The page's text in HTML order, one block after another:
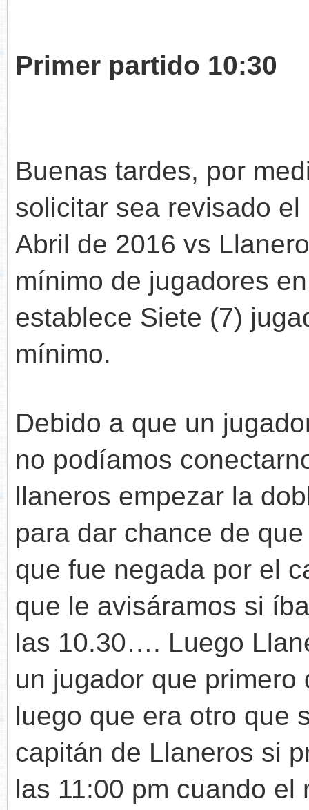
Primer partido 10:30
Buenas tardes, por
solicitar sea revisado
Abril de 2016 vs
mínimo de jugadores
establece Siete (7)
mínimo.
Debido a que un
no podíamos
llaneros empezar la
para dar chance de
que fue negada por el
que le avisáramos si
las 10.30…. Luego
un jugador que
luego que era otro que
capitán de Llaneros si
las 11:00 pm cuando el